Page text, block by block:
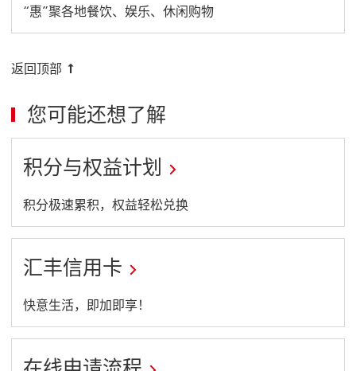
This
link
will
in
a
new
window
“惠”聚各地餐饮、娱乐、休闲购物
返回顶部
您可能还想了解
积分与权益计划
This
link
will
open
in
a
积分极速累积，权益轻松兑换
汇丰信用卡
This
link
will
快意生活，即加即享！